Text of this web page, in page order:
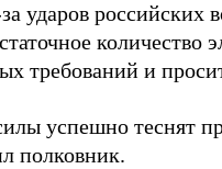
ударов российских
количество
требований и
успешно теснят
полковник.